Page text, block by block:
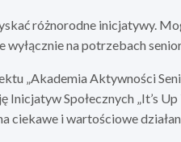
różnorodne inicjatywy.
na potrzebach
„Akademia Aktywności
Społecznych „It’s
ciekawe i wartościowe